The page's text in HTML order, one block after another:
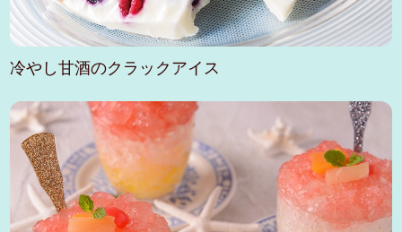
冷やし甘酒のクラックアイス